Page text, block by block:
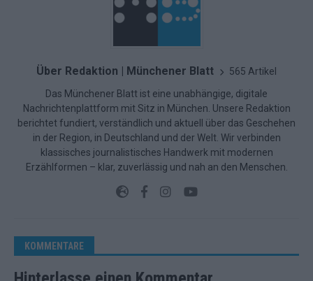
Über Redaktion | Münchener Blatt 565 Artikel
Das Münchener Blatt ist eine unabhängige, digitale
Nachrichtenplattform mit Sitz in München. Unsere Redaktion
berichtet fundiert, verständlich und aktuell über das Geschehen
in der Region, in Deutschland und der Welt. Wir verbinden
klassisches journalistisches Handwerk mit modernen
Erzählformen – klar, zuverlässig und nah an den Menschen.
KOMMENTARE